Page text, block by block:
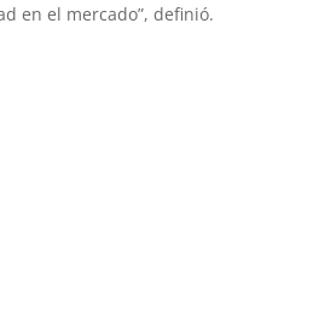
en el mercado”, definió.